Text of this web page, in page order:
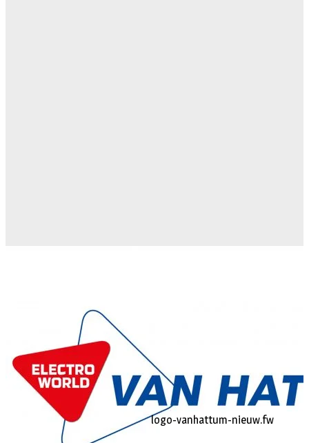
logo-vanhattum-nieuw.fw